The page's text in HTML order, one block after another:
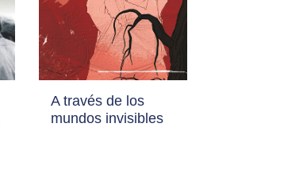
A través de los
mundos invisibles